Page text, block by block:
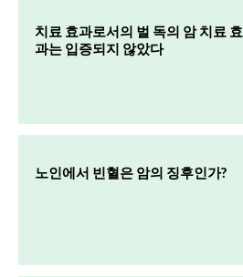
치료 효과로서의 벌 독의 암 치료 효
과는 입증되지 않았다
노인에서 빈혈은 암의 징후인가?